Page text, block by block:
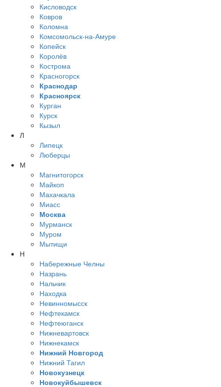
Кисловодск
Ковров
Коломна
Комсомольск-на-Амуре
Копейск
Королёв
Кострома
Красногорск
Краснодар
Красноярск
Курган
Курск
Кызыл
Л
Липецк
Люберцы
М
Магнитогорск
Майкоп
Махачкала
Миасс
Москва
Мурманск
Муром
Мытищи
Н
Набережные Челны
Назрань
Нальчик
Находка
Невинномысск
Нефтекамск
Нефтеюганск
Нижневартовск
Нижнекамск
Нижний Новгород
Нижний Тагил
Новокузнецк
Новокуйбышевск